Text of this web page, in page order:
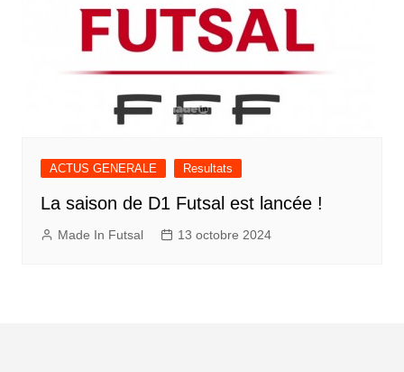
ACTUS GENERALE Resultats
La saison de D1 Futsal est lancée !
Made In Futsal 13 octobre 2024